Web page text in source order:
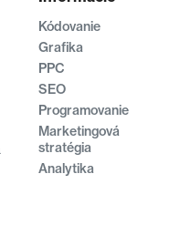
Kódovanie
Grafika
PPC
SEO
Programovanie
Marketingová
stratégia
Analytika